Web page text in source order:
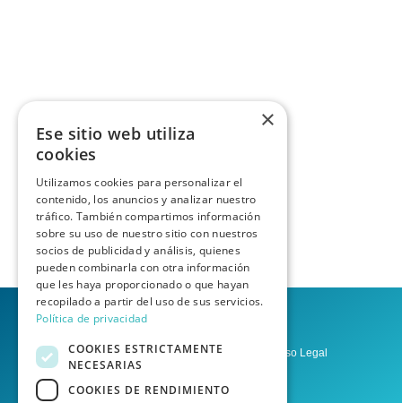
Política de privacidad Aviso Legal
×
Ese sitio web utiliza
cookies
Utilizamos cookies para personalizar el
contenido, los anuncios y analizar nuestro
tráfico. También compartimos información
sobre su uso de nuestro sitio con nuestros
socios de publicidad y análisis, quienes
pueden combinarla con otra información
que les haya proporcionado o que hayan
recopilado a partir del uso de sus servicios.
Política de privacidad
COOKIES ESTRICTAMENTE
NECESARIAS
COOKIES DE RENDIMIENTO